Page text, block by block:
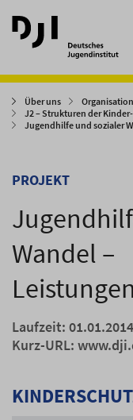
Direkt
zum
Hauptinhalt
Direkt
zum
Hauptmenü
Über uns
J2 – Strukturen der
Jugendhilfe und sozialer
PROJEKT
Wandel –
Laufzeit:
Kurz-URL: